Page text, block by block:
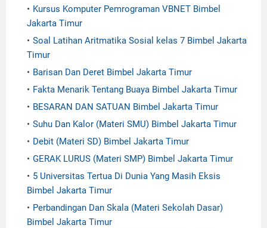
Kursus Komputer Pemrograman VBNET Bimbel
Jakarta Timur
Soal Latihan Aritmatika Sosial kelas 7 Bimbel Jakarta
Timur
Barisan Dan Deret Bimbel Jakarta Timur
Fakta Menarik Tentang Buaya Bimbel Jakarta Timur
BESARAN DAN SATUAN Bimbel Jakarta Timur
Suhu Dan Kalor (Materi SMU) Bimbel Jakarta Timur
Debit (Materi SD) Bimbel Jakarta Timur
GERAK LURUS (Materi SMP) Bimbel Jakarta Timur
5 Universitas Tertua Di Dunia Yang Masih Eksis
Bimbel Jakarta Timur
Perbandingan Dan Skala (Materi Sekolah Dasar)
Bimbel Jakarta Timur